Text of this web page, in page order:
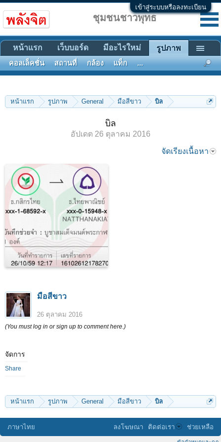
เข้าสู่ระบบหรือลงทะเบียน
หน้าแรก รูปภาพ General มือสีขาว บิล
บิล
อัปเดต 26 ตุลาคม 2016
จัดเรียงเนื้อหา
มือสีขาว
26 ตุลาคม 2016
(You must log in or sign up to comment here.)
จัดการ
Share
หน้าแรก รูปภาพ General มือสีขาว บิล
ชุมชนชาวพุทธ
หน้าแรก เว็บบอร์ด มีอะไรใหม่ รูปภาพ
คอลเล็คชั่น สถานที่ กล้อง แท็ก ...
ภาษาไทย ลงโฆษณา ติดต่อเรา ช่วยเหลือ